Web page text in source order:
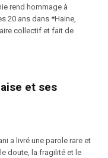
rend hommage à
20 ans dans *Haine,
collectif et fait de
et ses
a livré une parole rare et
doute, la fragilité et le